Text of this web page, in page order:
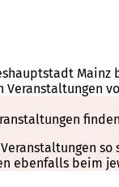
ebenfalls beim